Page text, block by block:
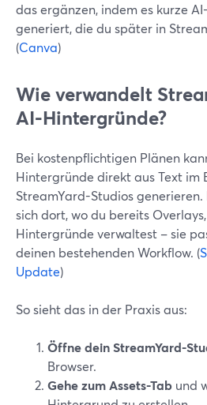
das ergänzen, indem es kurze
generiert, die du später in
(Canva)
Wie verwandelt
AI-Hintergründe?
Bei kostenpflichtigen Plänen
Hintergründe direkt aus Text im
StreamYard-Studios
sich dort, wo du bereits
Hintergründe verwaltest – sie
deinen bestehenden Workflow. (
Update)
So sieht das in der Praxis aus:
Öffne dein StreamYard-
Browser.
Gehe zum Assets-Tab und